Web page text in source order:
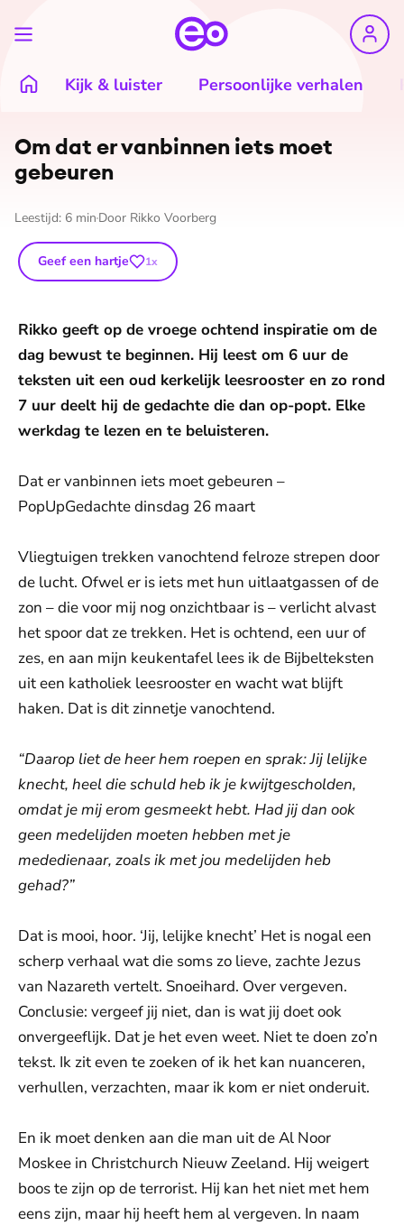
Kijk & luister Persoonlijke verhalen
Om dat er vanbinnen iets moet
gebeuren
Leestijd: 6 min Door Rikko Voorberg
Geef een hartje 1x
Rikko geeft op de vroege ochtend inspiratie om de
dag bewust te beginnen. Hij leest om 6 uur de
teksten uit een oud kerkelijk leesrooster en zo rond
7 uur deelt hij de gedachte die dan op-popt. Elke
werkdag te lezen en te beluisteren.
Dat er vanbinnen iets moet gebeuren –
PopUpGedachte dinsdag 26 maart
Vliegtuigen trekken vanochtend felroze strepen door
de lucht. Ofwel er is iets met hun uitlaatgassen of de
zon – die voor mij nog onzichtbaar is – verlicht alvast
het spoor dat ze trekken. Het is ochtend, een uur of
zes, en aan mijn keukentafel lees ik de Bijbelteksten
uit een katholiek leesrooster en wacht wat blijft
haken. Dat is dit zinnetje vanochtend.
“Daarop liet de heer hem roepen en sprak: Jij lelijke
knecht, heel die schuld heb ik je kwijtge­scholden,
omdat je mij erom gesmeekt hebt. Had jij dan ook
geen medelijden moeten hebben met je
mededienaar, zoals ik met jou medelijden heb
gehad?”
Dat is mooi, hoor. ‘Jij, lelijke knecht’ Het is nogal een
scherp verhaal wat die soms zo lieve, zachte Jezus
van Nazareth vertelt. Snoeihard. Over vergeven.
Conclusie: vergeef jij niet, dan is wat jij doet ook
onvergeeflijk. Dat je het even weet. Niet te doen zo’n
tekst. Ik zit even te zoeken of ik het kan nuanceren,
verhullen, verzachten, maar ik kom er niet onderuit.
En ik moet denken aan die man uit de Al Noor
Moskee in Christchurch Nieuw Zeeland. Hij weigert
boos te zijn op de terrorist. Hij kan het niet met hem
eens zijn, maar hij heeft hem al vergeven. In naam